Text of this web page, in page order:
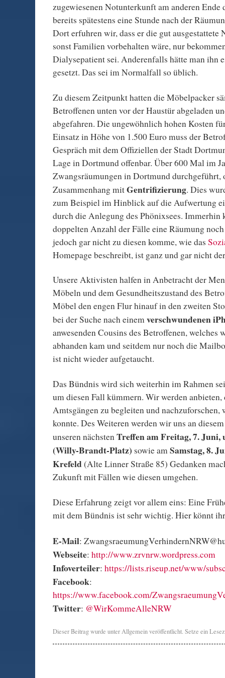
zugewiesenen Notunterkunft am anderen Ende
bereits spätestens eine Stunde nach der
Dort erfuhren wir, dass er die gut ausgestattete
sonst Familien vorbehalten wäre, nur
Dialysepatient sei. Anderenfalls hätte man ihn
gesetzt. Das sei im Normalfall so üblich.
Zu diesem Zeitpunkt hatten die Möbelpacker
Betroffenen unten vor der Haustür abgeladen
abgefahren. Die ungewöhnlich hohen Kosten
Einsatz in Höhe von 1.500 Euro muss der
Gespräch mit dem Offiziellen der Stadt
Lage in Dortmund offenbar. Über 600 Mal im
Zwangsräumungen in Dortmund durchgeführt,
Zusammenhang mitGentrifizierung. Dies
zum Beispiel im Hinblick auf die Aufwertung
durch die Anlegung des Phönixsees. Immerhin
doppelten Anzahl der Fälle eine Räumung noch
jedoch gar nicht zu diesen komme, wie das
Homepage beschreibt, ist ganz und gar nicht
Unsere Aktivisten halfen in Anbetracht der
Möbeln und dem Gesundheitszustand des
Möbel den engen Flur hinauf in den zweiten
bei der Suche nach einemverschwundenen
anwesenden Cousins des Betroffenen, welches
abhanden kam und seitdem nur noch die
ist nicht wieder aufgetaucht.
Das Bündnis wird sich weiterhin im Rahmen
um diesen Fall kümmern. Wir werden
Amtsgängen zu begleiten und nachzuforschen,
konnte. Des Weiteren werden wir uns an
unseren nächstenTreffen am Freitag, 7. Juni,
(Willy-Brandt-Platz) sowie amSamstag, 8.
Krefeld(Alte Linner Straße 85) Gedanken
Zukunft mit Fällen wie diesen umgehen.
Diese Erfahrung zeigt vor allem eins: Eine
mit dem Bündnis ist sehr wichtig. Hier könnt
E-Mail:
Webseite: http://www.zrvnrw.wordpress.com
Infoverteiler: https://lists.riseup.net/www/
Facebook:
https://www.facebook.com/
Twitter: @WirKommeAlleNRW
Dieser Beitrag wurde unterAllgemeinveröffentlicht. Setze ein